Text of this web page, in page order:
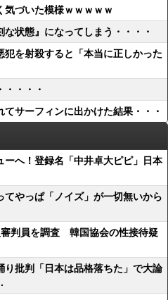
気づいた模様ｗｗｗｗｗ
な状態』になってしまう・・・・
犯を射殺すると「本当に正しかった
・・・・
てサーフィンに出かけた結果・・・
ーへ！登録名「中井卓大ピピ」日本
てやっぱ「ノイズ」が一切無いから
判員を調査 韓国協会の性接待疑
り批判「日本は品格落ちた」で大論